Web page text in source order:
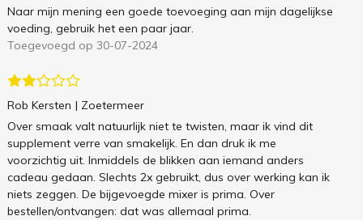
Naar mijn mening een goede toevoeging aan mijn dagelijkse
voeding, gebruik het een paar jaar.
Toegevoegd op 30-07-2024
Rob Kersten | Zoetermeer
Over smaak valt natuurlijk niet te twisten, maar ik vind dit
supplement verre van smakelijk. En dan druk ik me
voorzichtig uit. Inmiddels de blikken aan iemand anders
cadeau gedaan. Slechts 2x gebruikt, dus over werking kan ik
niets zeggen. De bijgevoegde mixer is prima. Over
bestellen/ontvangen: dat was allemaal prima.